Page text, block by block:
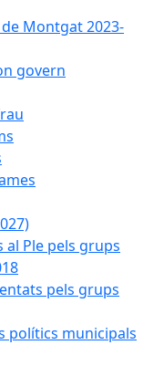
Montgat 2023-
govern
Ple pels grups
pels grups
polítics municipals